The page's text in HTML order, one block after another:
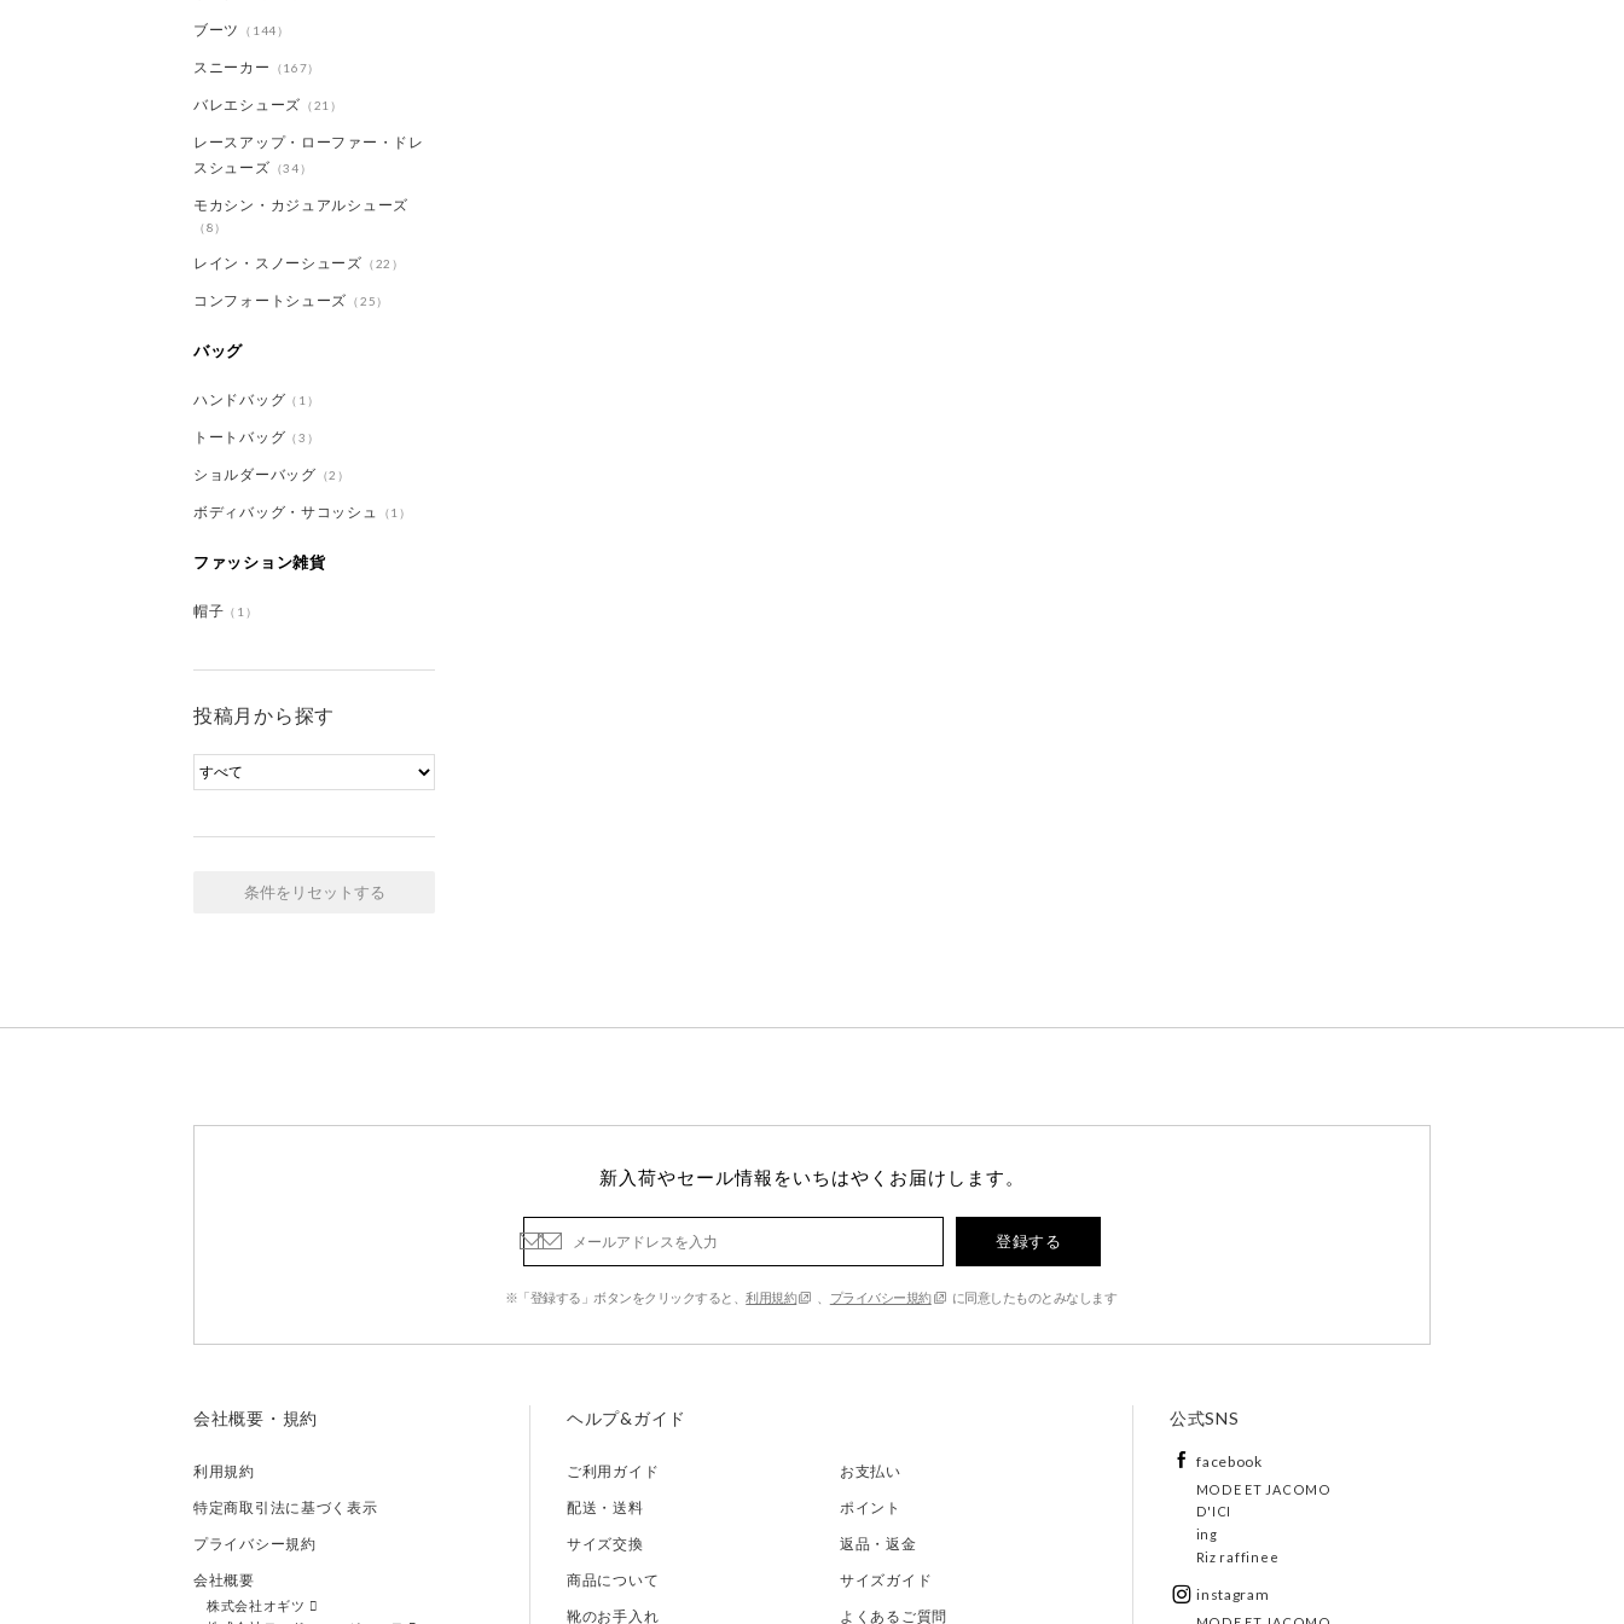
ブーツ （144）
スニーカー （167）
バレエシューズ （21）
レースアップ・ローファー・ドレ
スシューズ （34）
モカシン・カジュアルシューズ
（8）
レイン・スノーシューズ （22）
コンフォートシューズ （25）
バッグ
ハンドバッグ （1）
トートバッグ （3）
ショルダーバッグ （2）
ボディバッグ・サコッシュ （1）
ファッション雑貨
帽子 （1）
投稿月から探す
条件をリセットする
新入荷やセール情報をいちはやくお届けします。
登録する
※「登録する」ボタンをクリックすると、利用規約 プライバシー規約 に同意したものとみなします
会社概要・規約
利用規約
特定商取引法に基づく表示
プライバシー規約
会社概要
株式会社オギツ
ヘルプ&ガイド
ご利用ガイド
お支払い
配送・送料
ポイント
サイズ交換
返品・返金
商品について
サイズガイド
靴のお手入れ
よくあるご質問
公式SNS
facebook
MODE ET JACOMO
D'ICI
ing
Riz raffinee
instagram